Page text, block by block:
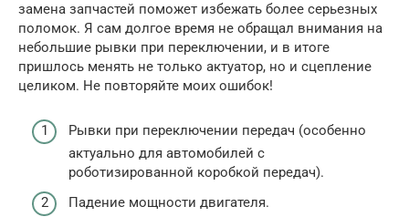
замена запчастей поможет избежать более серьезных
поломок. Я сам долгое время не обращал внимания на
небольшие рывки при переключении, и в итоге
пришлось менять не только актуатор, но и сцепление
целиком. Не повторяйте моих ошибок!
Рывки при переключении передач (особенно
актуально для автомобилей с
роботизированной коробкой передач).
Падение мощности двигателя.